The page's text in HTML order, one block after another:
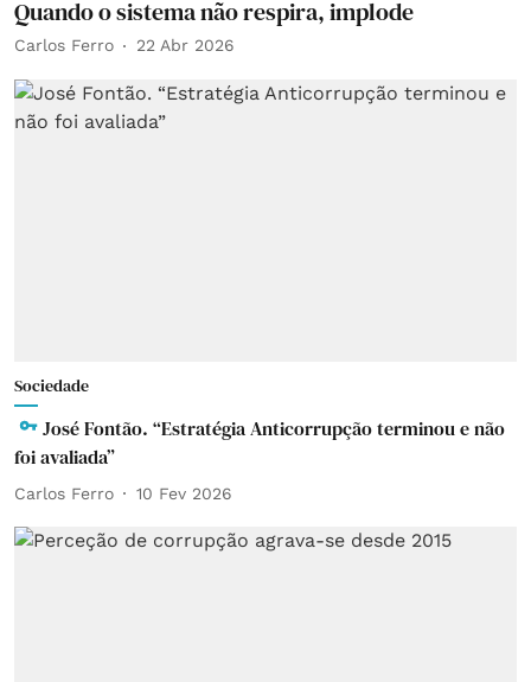
Quando o sistema não respira, implode
Carlos Ferro 22 Abr 2026
Sociedade
José Fontão. “Estratégia Anticorrupção terminou e não
foi avaliada”
Carlos Ferro 10 Fev 2026